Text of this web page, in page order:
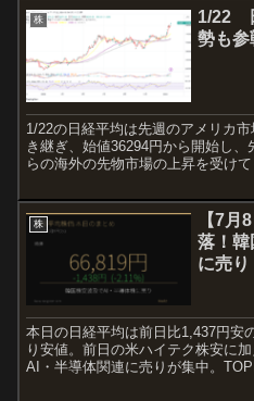
株
1/22
勢も参
1/22の日経平均は先週のアメリカ
き継ぎ、始値36294円から開始し
らの海外の先物市場の上昇を受け
株
【7月
落！
に売り
本日の日経平均は前日比1,437円安
り安値。前日の米ハイテク株安に
AI・半導体関連に売りが集中。